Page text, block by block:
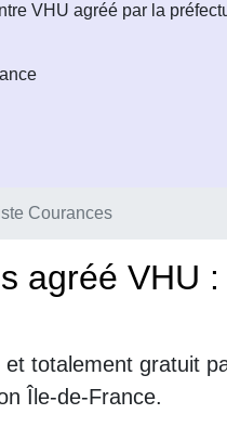
VHU agréé par la
Courances
agréé VHU
totalement gratuit
Île-de-France.